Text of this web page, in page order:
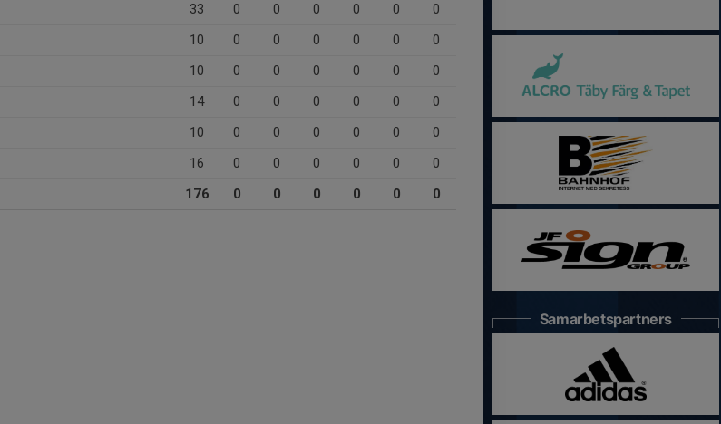
33 0 0 0 0 0
0
10 0 0 0 0 0
0
10 0 0 0 0 0
0
14 0 0 0 0 0
0
10 0 0 0 0 0
0
16 0 0 0 0 0
0
176 0 0 0 0 0 0
Samarbetspartners